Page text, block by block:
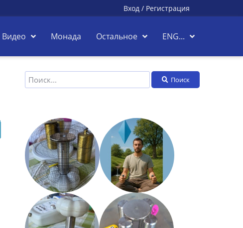
Вход / Регистрация
Видео Монада Остальное ENG...
Поиск